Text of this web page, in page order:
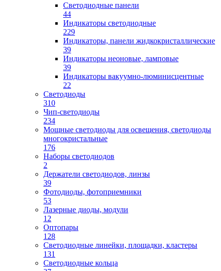
Светодиодные панели
44
Индикаторы светодиодные
229
Индикаторы, панели жидкокристаллические
39
Индикаторы неоновые, ламповые
39
Индикаторы вакуумно-люминисцентные
22
Светодиоды
310
Чип-светодиоды
234
Мощные светодиоды для освещения, светодиоды
многокристальные
176
Наборы светодиодов
2
Держатели светодиодов, линзы
39
Фотодиоды, фотоприемники
53
Лазерные диоды, модули
12
Оптопары
128
Светодиодные линейки, площадки, кластеры
131
Светодиодные кольца